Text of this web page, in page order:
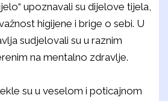
upoznavali su dijelove tijela,
higijene i brige o sebi. U
sudjelovali su u raznim
na mentalno zdravlje.
su u veselom i poticajnom